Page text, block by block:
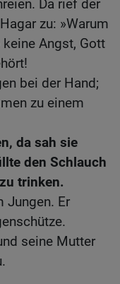
Da rief der
zu: »Warum
Angst, Gott
bei der Hand;
zu einem
da sah sie
den Schlauch
trinken.
Jungen. Er
seine Mutter